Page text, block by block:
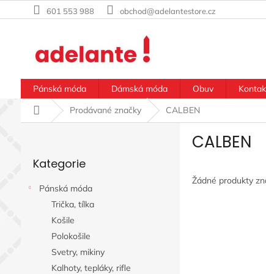
na
601 553 988 obchod@adelantestore.cz
Pánská móda Dámská móda Obuv
Domů
Prodávané značky CALBEN
kategorie
Kategorie
Pánská móda
Trička, tílka
Košile
Polokošile
Svetry, mikiny
Kalhoty, tepláky, rifle
CALBEN
Žádné produkty